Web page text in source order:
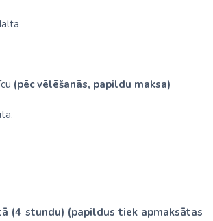
(pēc vēlēšanās, papildu maksa)
(4 stundu) (papildus tiek apmaksātas